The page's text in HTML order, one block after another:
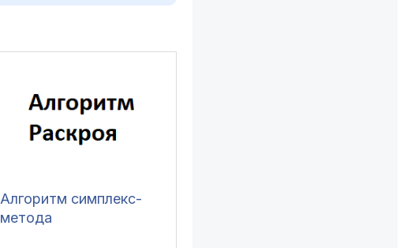
Алгоритм симплекс-
метода